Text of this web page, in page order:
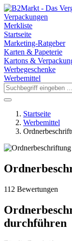
Merkliste
Startseite
Marketing-Ratgeber
Karten & Papeterie
Kartons &
Werbegeschenke
Werbemittel
Startseite
Werbemittel
112 Bewertungen
durchführen